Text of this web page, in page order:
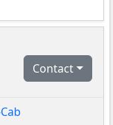
Contact